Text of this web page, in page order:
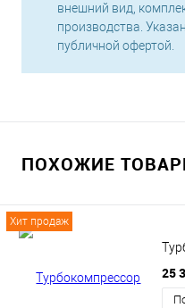
внешний вид,
производства.
публичной офертой.
ПОХОЖИЕ
Хит продаж
25